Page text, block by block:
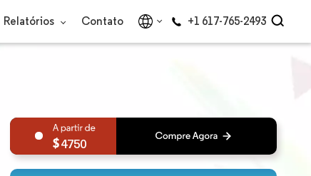
Relatórios Contato +1 617-765-2493
4750